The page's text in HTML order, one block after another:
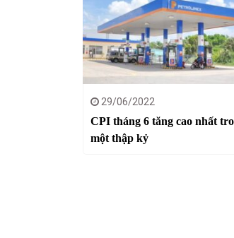
29/06/2022
CPI tháng 6 tăng cao nhất
một thập kỷ